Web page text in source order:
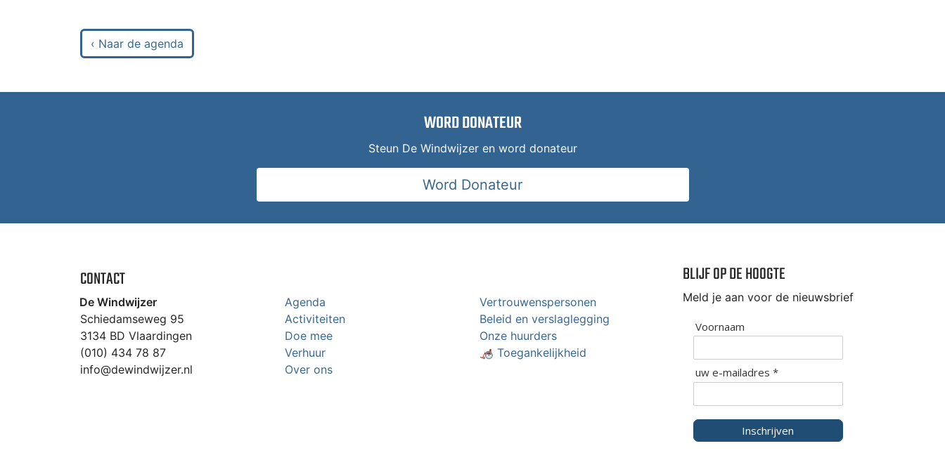
‹ Naar de agenda
WORD DONATEUR
Steun De Windwijzer en word donateur
Word Donateur
CONTACT
De Windwijzer
Schiedamseweg 95
3134 BD Vlaardingen
(010) 434 78 87
info@dewindwijzer.nl
Agenda
Activiteiten
Doe mee
Verhuur
Over ons
Vertrouwenspersonen
Beleid en verslaglegging
Onze huurders
🦽 Toegankelijkheid
BLIJF OP DE HOOGTE
Meld je aan voor de nieuwsbrief
Voornaam
uw e-mailadres *
Inschrijven